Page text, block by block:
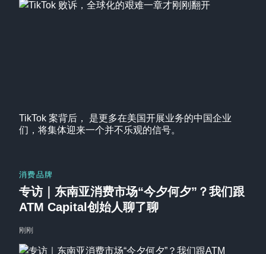
TikTok 案背后， 是更多在美国开展业务的中国企业
们，将集体迎来一个并不乐观的信号。
消费品牌
专访｜东南亚消费市场“今夕何夕”？我们跟
ATM Capital创始人聊了聊
刚刚